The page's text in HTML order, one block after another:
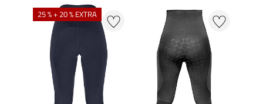
25 % + 20 % EXTRA